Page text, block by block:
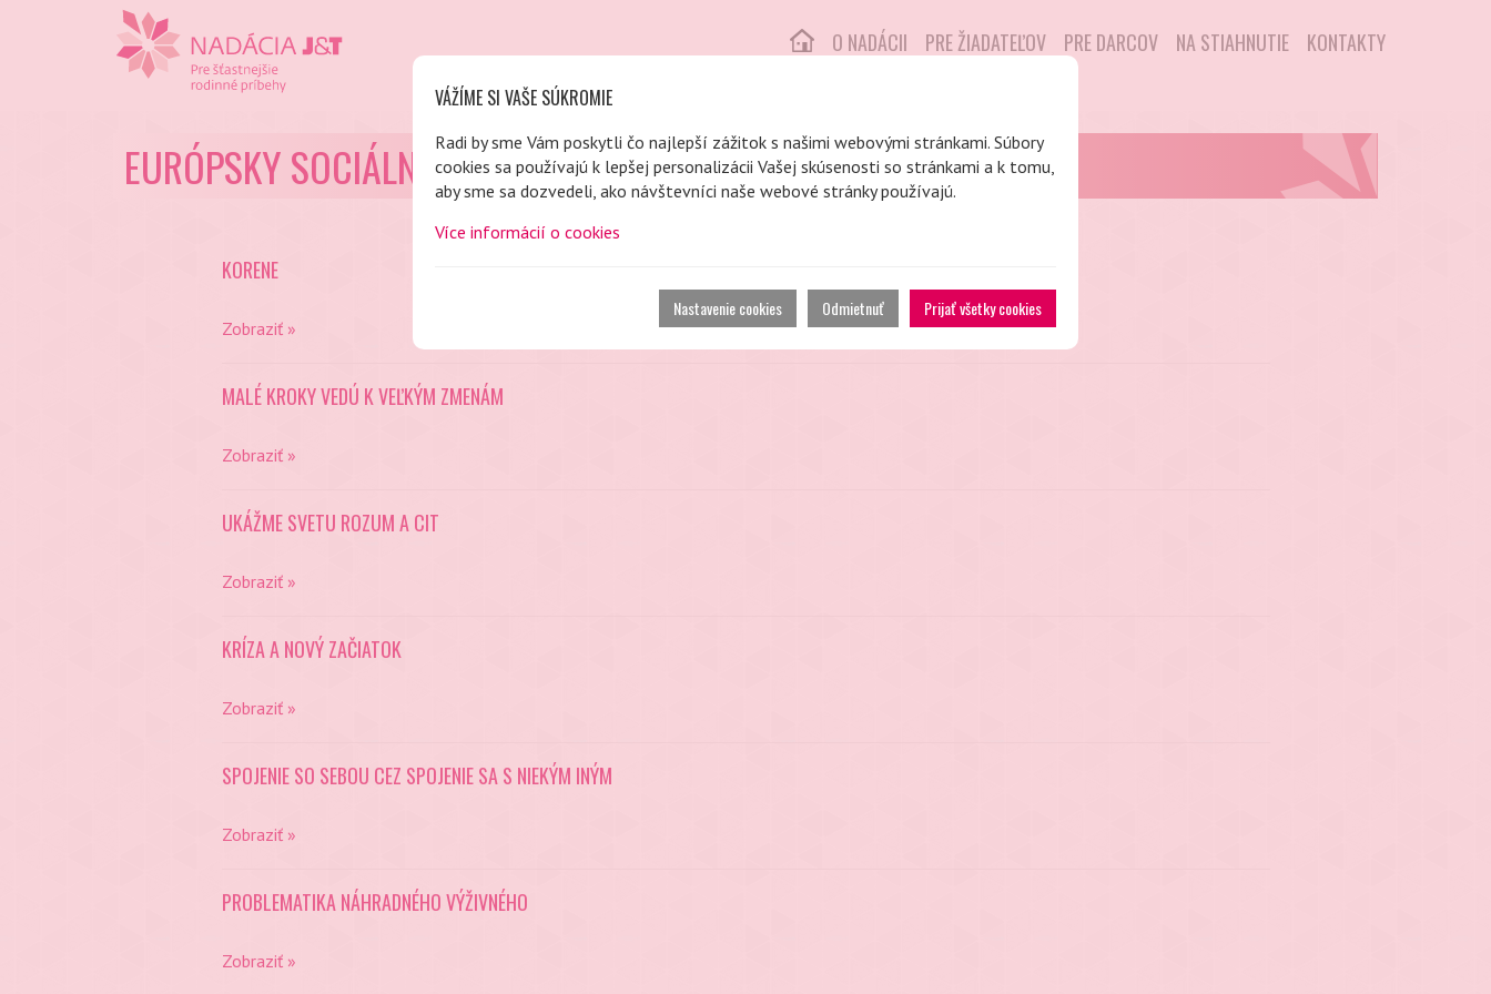
O NADÁCII PRE ŽIADATEĽOV PRE DARCOV NA STIAHNUTIE KONTAKTY
VÁŽÍME SI VAŠE SÚKROMIE
Radi by sme Vám poskytli čo najlepší zážitok s našimi webovými stránkami. Súbory
cookies sa používajú k lepšej personalizácii Vašej skúsenosti so stránkami a k tomu,
aby sme sa dozvedeli, ako návštevníci naše webové stránky používajú.
Více informácií o cookies
Prijať všetky cookies
Odmietnuť
Nastavenie cookies
EURÓPSKY SOCIÁLNY FOND - AKTIVITY PARTNEROV
KORENE
Zobraziť »
MALÉ KROKY VEDÚ K VEĽKÝM ZMENÁM
Zobraziť »
UKÁŽME SVETU ROZUM A CIT
Zobraziť »
KRÍZA A NOVÝ ZAČIATOK
Zobraziť »
SPOJENIE SO SEBOU CEZ SPOJENIE SA S NIEKÝM INÝM
Zobraziť »
PROBLEMATIKA NÁHRADNÉHO VÝŽIVNÉHO
Zobraziť »